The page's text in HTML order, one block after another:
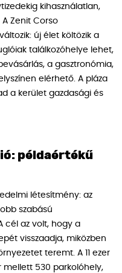
kihasználatlan,
Zenit Corso
új élet költözik a
találkozóhelye lehet,
a gasztronómia,
elérhető. A pláza
a kerület gazdasági és
példaértékű
létesítmény: az
szabású
cél az volt, hogy a
visszaadja, miközben
teremt. A 11 ezer
mellett 530 parkolóhely,